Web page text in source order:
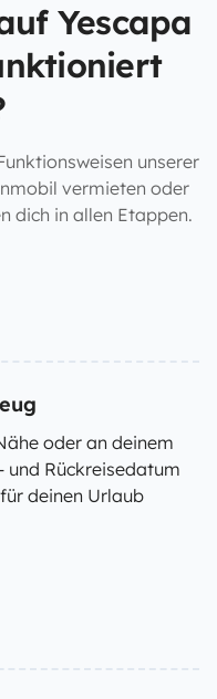
Yescapa
unserer
vermieten oder
dich in allen Etappen.
oder an deinem
und Rückreisedatum
deinen Urlaub